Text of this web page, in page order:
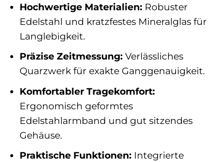
Hochwertige Materialien:Robuster
Edelstahl und kratzfestes Mineralglas für
Langlebigkeit.
Präzise Zeitmessung:Verlässliches
Quarzwerk für exakte Ganggenauigkeit.
Komfortabler Tragekomfort:
Ergonomisch geformtes
Edelstahlarmband und gut sitzendes
Gehäuse.
Praktische Funktionen:Integrierte